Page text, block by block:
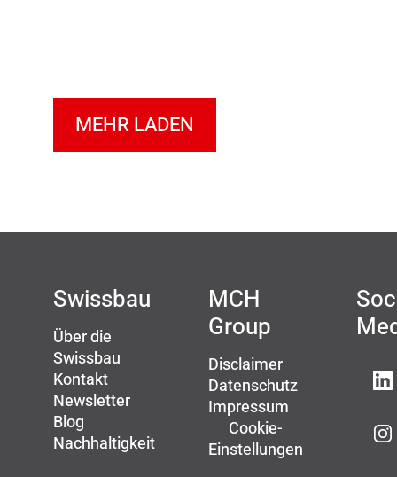
MEHR LADEN
Swissbau
Über die
Swissbau
Kontakt
Newsletter
Blog
Nachhaltigkeit
MCH
Group
Disclaimer
Datenschutz
Impressum
Cookie-
Einstellungen